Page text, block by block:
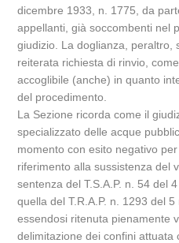
dicembre 1933, n. 1775, da
appellanti, già soccombenti nel
giudizio. La doglianza, peraltro,
reiterata richiesta di rinvio,
accoglibile (anche) in quanto
del procedimento.
La Sezione ricorda come il
specializzato delle acque
momento con esito negativo
riferimento alla sussistenza del
sentenza del T.S.A.P. n. 54 del
quella del T.R.A.P. n. 1293 del
essendosi ritenuta pienamente
delimitazione dei confini attuata